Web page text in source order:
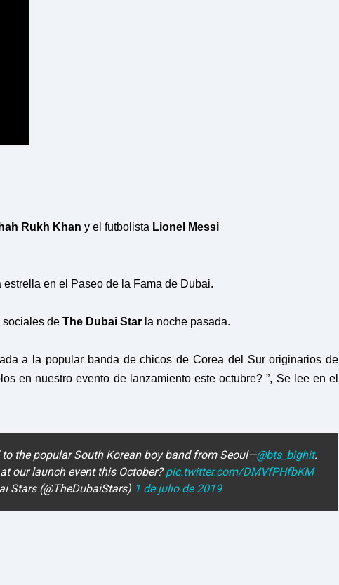
Rukh Khan y el futbolista Lionel Messi
estrella en el Paseo de la Fama de Dubai.
sociales de The Dubai Star la noche pasada.
a la popular banda de chicos de Corea del Sur originarios de
en nuestro evento de lanzamiento este octubre? ”, Se lee en el
the popular South Korean boy band from Seoul—@bts_bighit.
our launch event this October?pic.twitter.com/DMVfPHfbKM
Stars (@TheDubaiStars) 1 de julio de 2019